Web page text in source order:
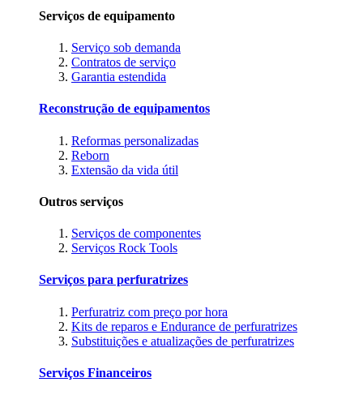
Serviços de equipamento
Serviço sob demanda
Contratos de serviço
Garantia estendida
Reconstrução de equipamentos
Reformas personalizadas
Reborn
Extensão da vida útil
Outros serviços
Serviços de componentes
Serviços Rock Tools
Serviços para perfuratrizes
Perfuratriz com preço por hora
Kits de reparos e Endurance de perfuratrizes
Substituições e atualizações de perfuratrizes
Serviços Financeiros